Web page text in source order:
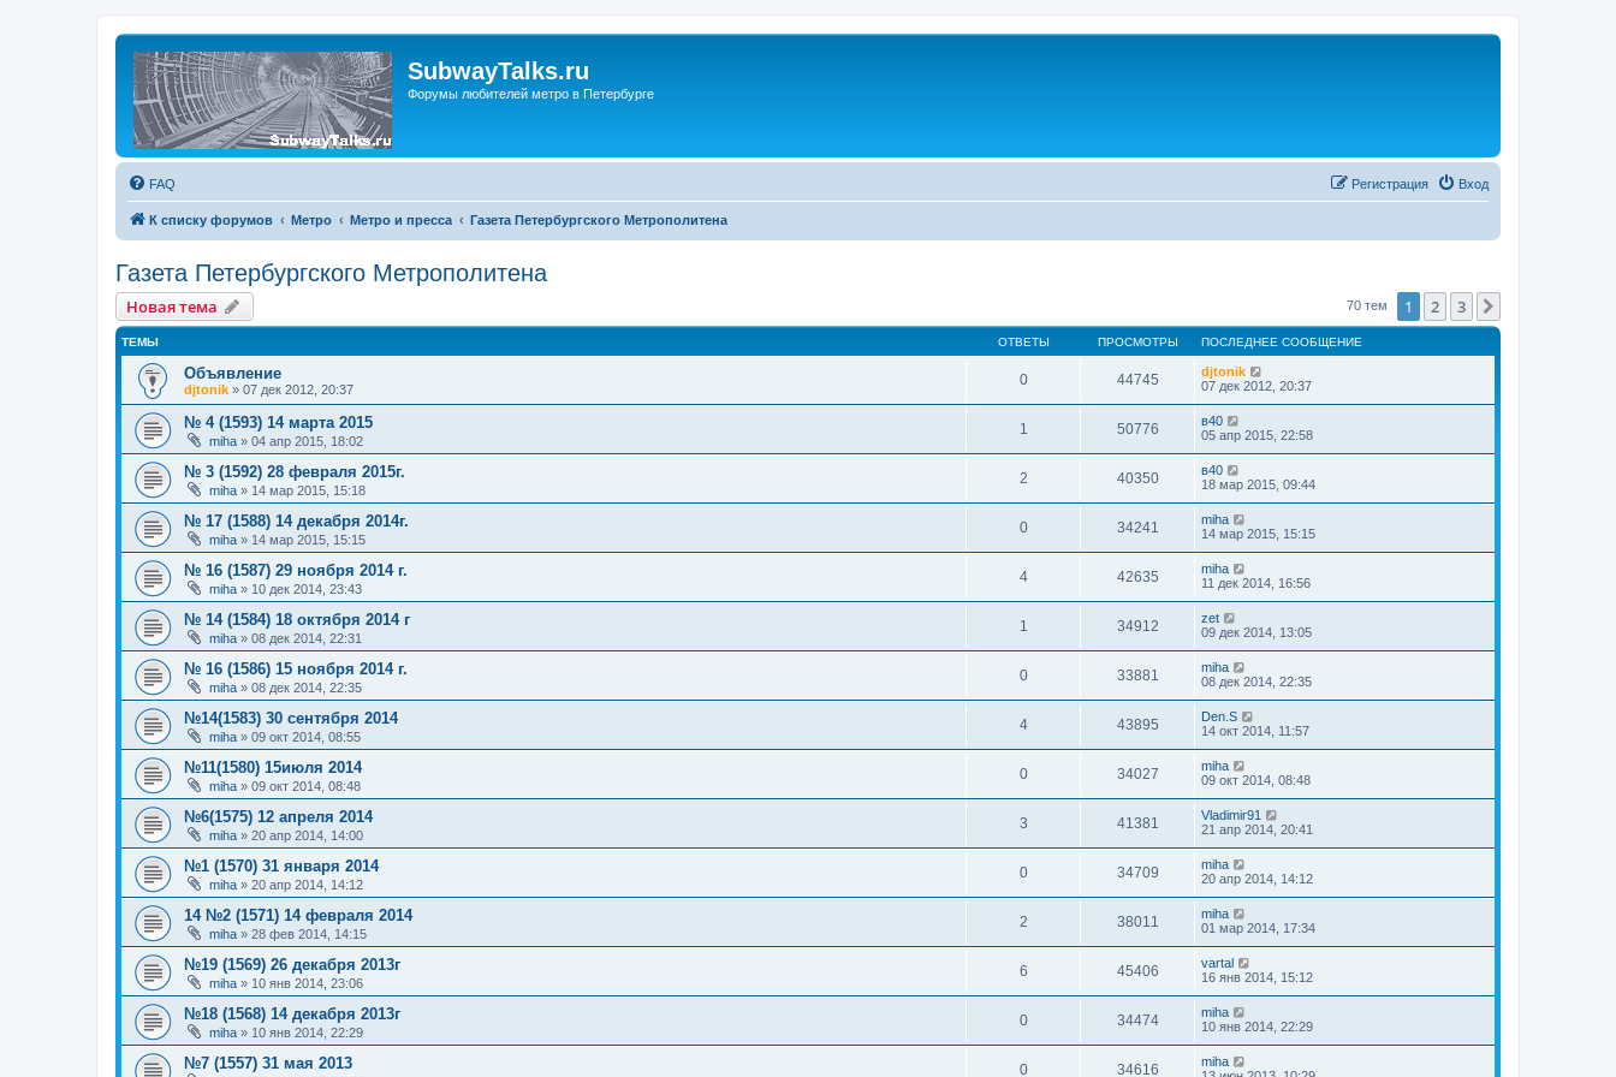
SubwayTalks.ru
Форумы любителей метро в Петербурге
FAQ Вход
Регистрация
К списку форумов Метро Метро и пресса Газета Петербургского Метрополитена
Газета Петербургского Метрополитена
Новая тема 70 тем 1 2 3
ТЕМЫ ОТВЕТЫ ПРОСМОТРЫ ПОСЛЕДНЕЕ СООБЩЕНИЕ
Объявление
djtonik » 07 дек 2012, 20:37
0 44745
djtonik
07 дек 2012, 20:37
№ 4 (1593) 14 марта 2015
miha » 04 апр 2015, 18:02
1 50776
в40
05 апр 2015, 22:58
№ 3 (1592) 28 февраля 2015г.
miha » 14 мар 2015, 15:18
2 40350
в40
18 мар 2015, 09:44
№ 17 (1588) 14 декабря 2014г.
miha » 14 мар 2015, 15:15
0 34241
miha
14 мар 2015, 15:15
№ 16 (1587) 29 ноября 2014 г.
miha » 10 дек 2014, 23:43
4 42635
miha
11 дек 2014, 16:56
№ 14 (1584) 18 октября 2014 г
miha » 08 дек 2014, 22:31
1 34912
zet
09 дек 2014, 13:05
№ 16 (1586) 15 ноября 2014 г.
miha » 08 дек 2014, 22:35
0 33881
miha
08 дек 2014, 22:35
№14(1583) 30 сентября 2014
miha » 09 окт 2014, 08:55
4 43895
Den.S
14 окт 2014, 11:57
№11(1580) 15июля 2014
miha » 09 окт 2014, 08:48
0 34027
miha
09 окт 2014, 08:48
№6(1575) 12 апреля 2014
miha » 20 апр 2014, 14:00
3 41381
Vladimir91
21 апр 2014, 20:41
№1 (1570) 31 января 2014
miha » 20 апр 2014, 14:12
0 34709
miha
20 апр 2014, 14:12
14 №2 (1571) 14 февраля 2014
miha » 28 фев 2014, 14:15
2 38011
miha
01 мар 2014, 17:34
№19 (1569) 26 декабря 2013г
miha » 10 янв 2014, 23:06
6 45406
vartal
16 янв 2014, 15:12
№18 (1568) 14 декабря 2013г
miha » 10 янв 2014, 22:29
0 34474
miha
10 янв 2014, 22:29
№7 (1557) 31 мая 2013 0 34616
miha